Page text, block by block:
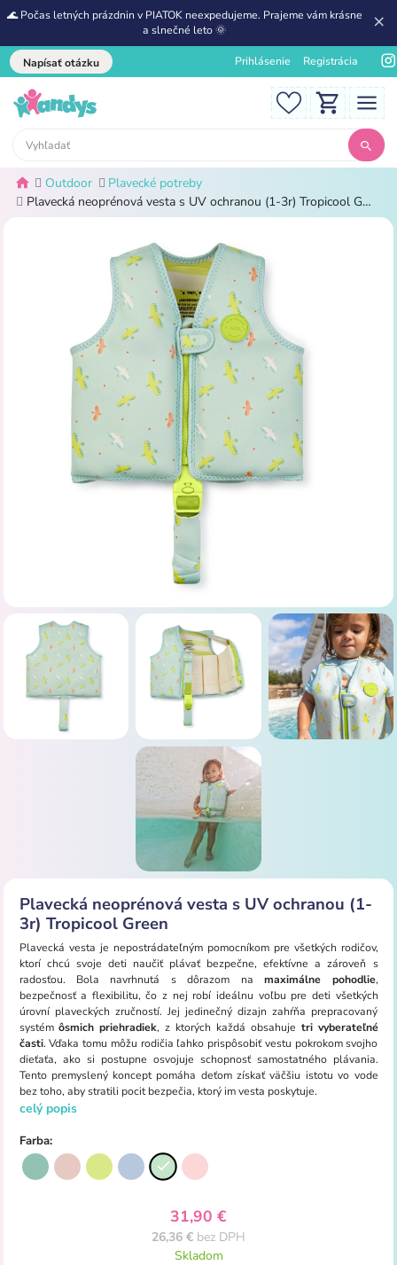
🌊 Počas letných prázdnin v PIATOK neexpedujeme. Prajeme vám krásne
a slnečné leto 🌞
Napísať otázku Prihlásenie Registrácia
Outdoor
Plavecké potreby
Plavecká neoprénová vesta s UV ochranou (1-3r) Tropicool Green
Plavecká neoprénová vesta s UV ochranou (1-
3r) Tropicool Green
Plavecká vesta je nepostrádateľným pomocníkom pre všetkých rodičov,
ktorí chcú svoje deti naučiť plávať bezpečne, efektívne a zároveň s
radosťou. Bola navrhnutá s dôrazom namaximálne pohodlie,
bezpečnosť a flexibilitu, čo z nej robí ideálnu voľbu pre deti všetkých
úrovní plaveckých zručností. Jej jedinečný dizajn zahŕňa prepracovaný
systémôsmich priehradiek, z ktorých každá obsahuje tri vyberateľné
časti. Vďaka tomu môžu rodičia ľahko prispôsobiť vestu pokrokom svojho
dieťaťa, ako si postupne osvojuje schopnosť samostatného plávania.
Tento premyslený koncept pomáha deťom získať väčšiu istotu vo vode
bez toho, aby stratili pocit bezpečia, ktorý im vesta poskytuje.
celý popis
Farba:
31,90 €
26,36 € bez DPH
Skladom